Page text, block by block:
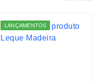
LANÇAMENTOS